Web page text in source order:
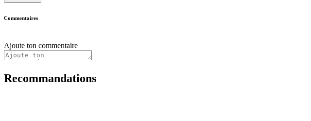
Commentaires
Ajoute ton commentaire
Recommandations